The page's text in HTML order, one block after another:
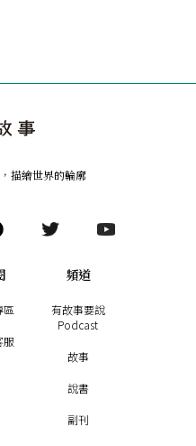
， 描繪世界的輪廓
區
服
頻道
有故事要說
Podcast
故事
說書
副刊